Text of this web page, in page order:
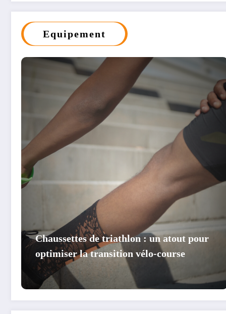
Equipement
Chaussettes de triathlon : un atout pour
optimiser la transition vélo-course